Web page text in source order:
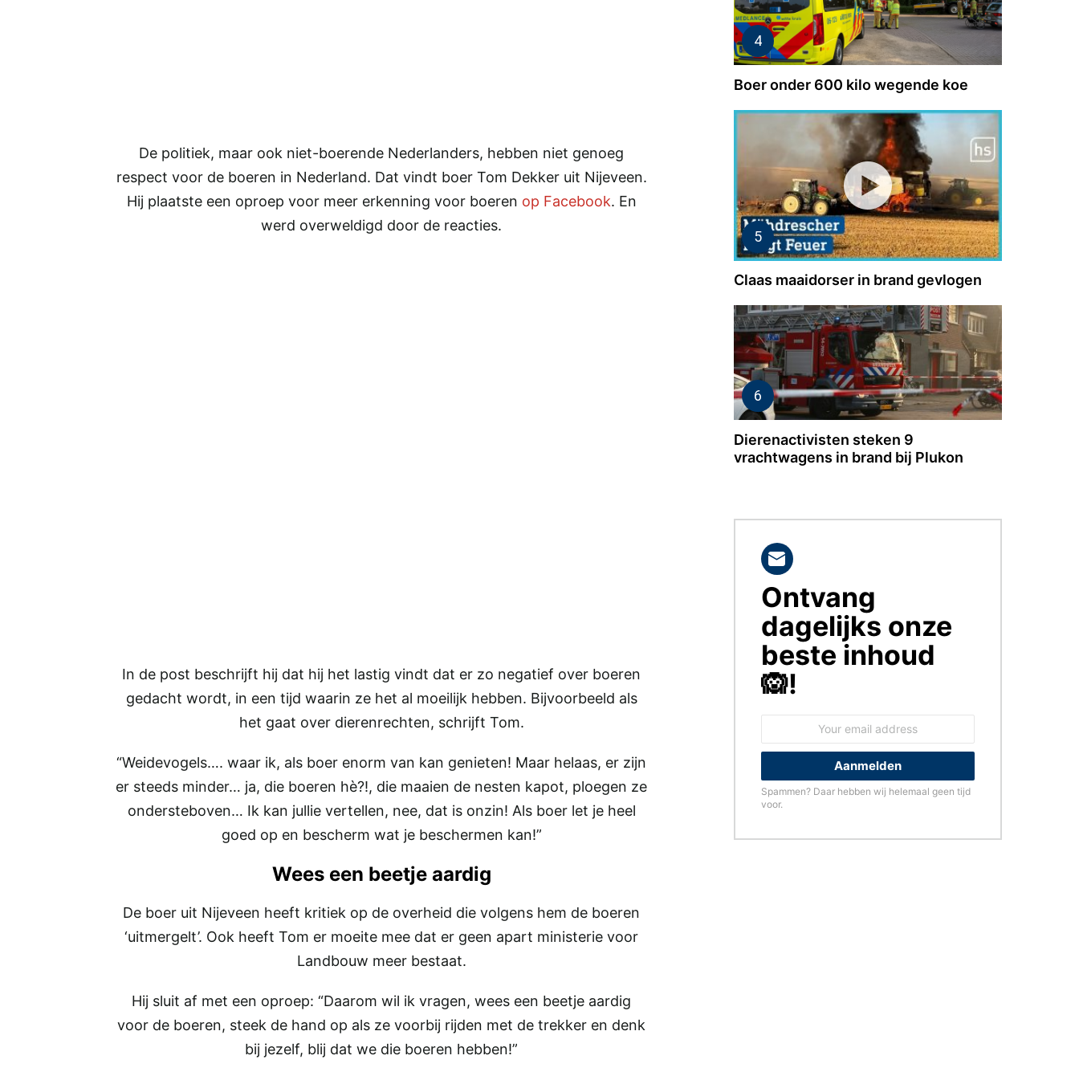
De politiek, maar ook niet-boerende Nederlanders, hebben niet genoeg
respect voor de boeren in Nederland. Dat vindt boer Tom Dekker uit Nijeveen.
Hij plaatste een oproep voor meer erkenning voor boeren op Facebook. En
werd overweldigd door de reacties.
In de post beschrijft hij dat hij het lastig vindt dat er zo negatief over boeren
gedacht wordt, in een tijd waarin ze het al moeilijk hebben. Bijvoorbeeld als
het gaat over dierenrechten, schrijft Tom.
“Weidevogels…. waar ik, als boer enorm van kan genieten! Maar helaas, er zijn
er steeds minder… ja, die boeren hè?!, die maaien de nesten kapot, ploegen ze
ondersteboven… Ik kan jullie vertellen, nee, dat is onzin! Als boer let je heel
goed op en bescherm wat je beschermen kan!”
Wees een beetje aardig
De boer uit Nijeveen heeft kritiek op de overheid die volgens hem de boeren
‘uitmergelt’. Ook heeft Tom er moeite mee dat er geen apart ministerie voor
Landbouw meer bestaat.
Hij sluit af met een oproep: “Daarom wil ik vragen, wees een beetje aardig
voor de boeren, steek de hand op als ze voorbij rijden met de trekker en denk
bij jezelf, blij dat we die boeren hebben!”
Boer onder 600 kilo wegende koe
Claas maaidorser in brand gevlogen
Dierenactivisten steken 9
vrachtwagens in brand bij Plukon
BLIJF
OP
DE
HOOGTE!
Ontvang
dagelijks onze
beste inhoud
🙉!
Spammen? Daar hebben wij helemaal geen tijd
voor.